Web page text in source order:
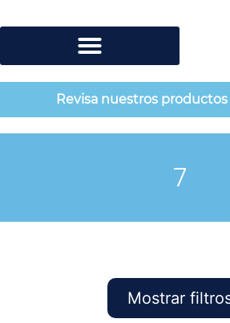
Revisa nuestros productos
7
Mostrar